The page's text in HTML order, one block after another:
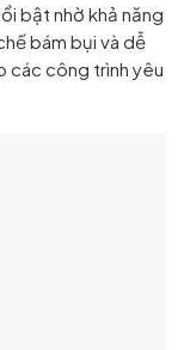
bật nhờ khả năng
bám bụi và dễ
các công trình yêu